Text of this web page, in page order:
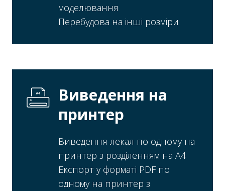
моделювання
Перебудова на інші розміри
Виведення на
принтер
Виведення лекал по одному на
принтер з розділенням на А4
Експорт у форматі PDF по
одному на принтер з